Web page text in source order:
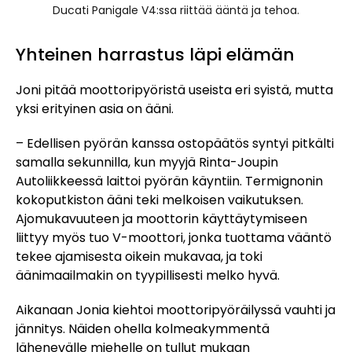
Ducati Panigale V4:ssa riittää ääntä ja tehoa.
Yhteinen harrastus läpi elämän
Joni pitää moottoripyöristä useista eri syistä, mutta
yksi erityinen asia on ääni.
– Edellisen pyörän kanssa ostopäätös syntyi pitkälti
samalla sekunnilla, kun myyjä Rinta-Joupin
Autoliikkeessä laittoi pyörän käyntiin. Termignonin
kokoputkiston ääni teki melkoisen vaikutuksen.
Ajomukavuuteen ja moottorin käyttäytymiseen
liittyy myös tuo V-moottori, jonka tuottama vääntö
tekee ajamisesta oikein mukavaa, ja toki
äänimaailmakin on tyypillisesti melko hyvä.
Aikanaan Jonia kiehtoi moottoripyöräilyssä vauhti ja
jännitys. Näiden ohella kolmeakymmentä
lähenevälle miehelle on tullut mukaan